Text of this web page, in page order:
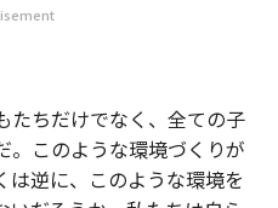
たちだけでなく、全ての子
。このような環境づくりが
は逆に、このような環境を